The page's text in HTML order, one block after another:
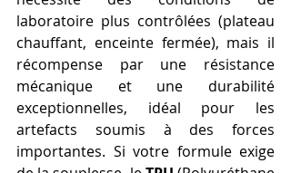
laboratoire plus contrôlées (plateau
chauffant, enceinte fermée), mais il
récompense par une résistance
mécanique et une durabilité
exceptionnelles, idéal pour les
artefacts soumis à des forces
importantes. Si votre formule exige